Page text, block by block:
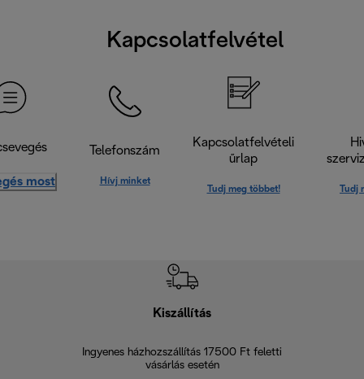
Kapcsolatfelvétel
most
Telefonszám
Hívj minket
Kapcsolatfelvételi
űrlap
Tudj meg többet! Tudj
Kiszállítás
Ingyenes házhozszállítás 17500 Ft feletti
vásárlás esetén